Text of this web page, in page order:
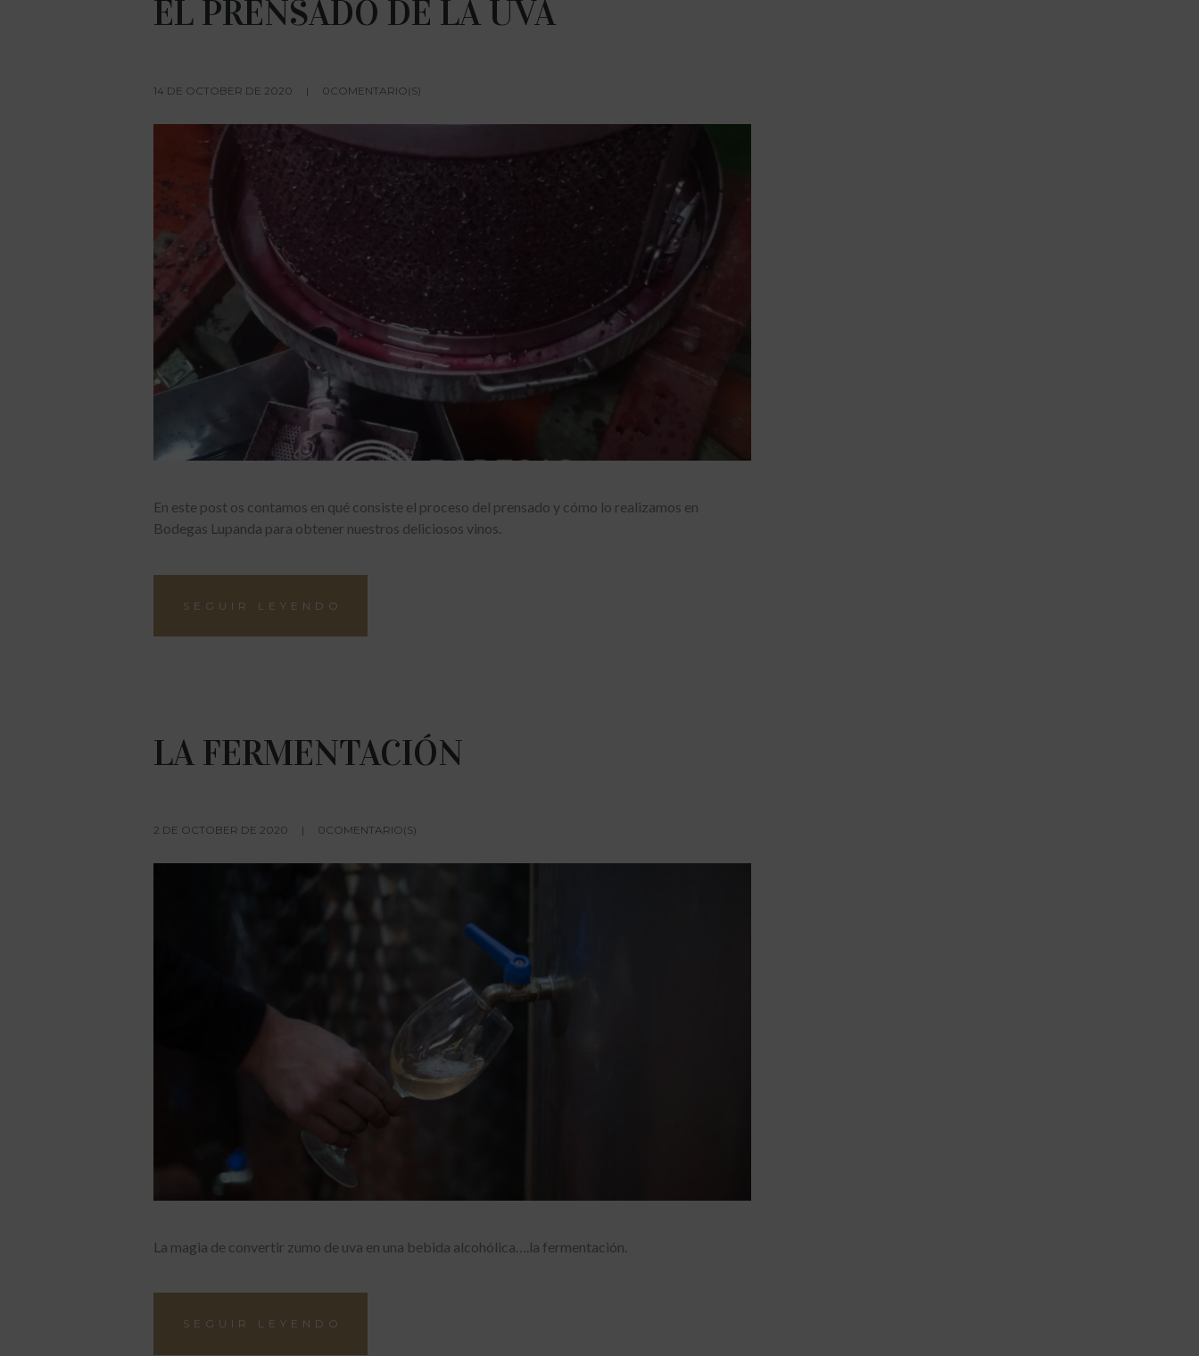
EL PRENSADO DE LA UVA
14 DE OCTOBER DE 2020 0COMENTARIO(S)
En este post os contamos en qué consiste el proceso del prensado y cómo lo realizamos en
Bodegas Lupanda para obtener nuestros deliciosos vinos.
SEGUIR LEYENDO
LA FERMENTACIÓN
2 DE OCTOBER DE 2020 0COMENTARIO(S)
La magia de convertir zumo de uva en una bebida alcohólica….la fermentación.
SEGUIR LEYENDO